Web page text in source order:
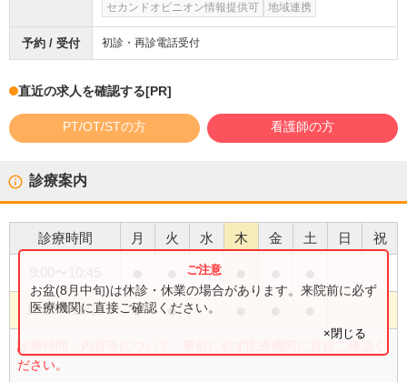
セカンドオピニオン情報提供可
地域連携
予約 / 受付 初診・再診電話受付
直近の求人を確認する[PR]
PT/OT/STの方 看護師の方
診療案内
診療時間 月 火 水 木 金 土 日 祝
15:00〜16:30 ● ●
診療時間・内容等について、事前に必ず医療機関に直接ご確認く
ださい。
お盆(8月中旬)は休診・休業の場合があります。来院前に必ず
医療機関に直接ご確認ください。
×閉じる